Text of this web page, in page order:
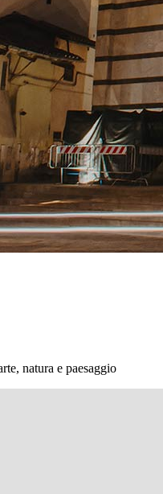
natura e paesaggio